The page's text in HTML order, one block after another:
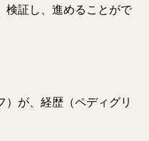
検証し、進めることがで
が、経歴（ペディグリ